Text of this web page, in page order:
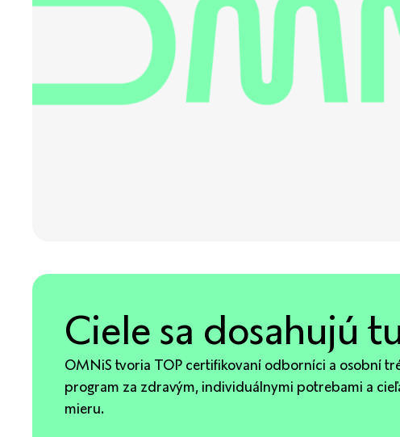
Ciele sa dosahujú
OMNiS tvoria TOP certifikovaní odborníci a osobní
program za zdravým, individuálnymi potrebami a
mieru.